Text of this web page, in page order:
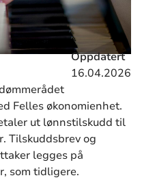
Oppdatert
16.04.2026
Felles økonomienhet.
ut lønnstilskudd til
Tilskuddsbrev og
legges på
som tidligere.